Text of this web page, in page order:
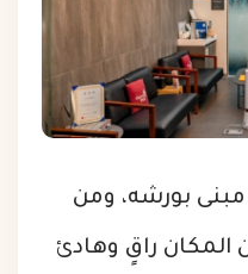
بورشه، ومن
المكان راقٍ وهادئ